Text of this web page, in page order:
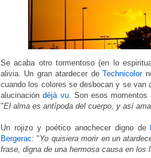
Se acaba otro tormentoso (en lo
alivia. Un gran atardecer deTechnicolor
cuando los colores se desbocan y se van
alucinacióndéjà vu. Son esos
"El alma es antípoda del cuerpo, y así
Un rojizo y poético anochecer digno de
Bergerac: "Yo quisiera morir en un
frase, digna de una hermosa causa en los